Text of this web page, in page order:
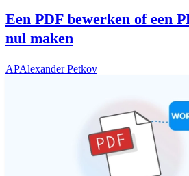
Een PDF bewerken of een
nul maken
APAlexander Petkov